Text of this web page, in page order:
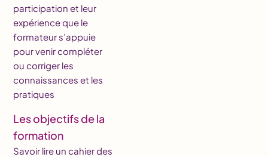
participation et leur
expérience que le
formateur s’appuie
pour venir compléter
ou corriger les
connaissances et les
pratiques
Les objectifs de la
formation
Savoir lire un cahier des